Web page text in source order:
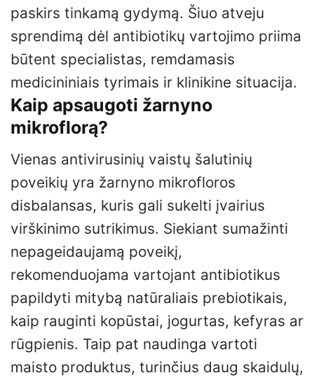
paskirs tinkamą gydymą. Šiuo atveju
sprendimą dėl antibiotikų vartojimo priima
būtent specialistas, remdamasis
medicininiais tyrimais ir klinikine situacija.
Kaip apsaugoti žarnyno
mikroflorą?
Vienas antivirusinių vaistų šalutinių
poveikių yra žarnyno mikrofloros
disbalansas, kuris gali sukelti įvairius
virškinimo sutrikimus. Siekiant sumažinti
nepageidaujamą poveikį,
rekomenduojama vartojant antibiotikus
papildyti mitybą natūraliais prebiotikais,
kaip rauginti kopūstai, jogurtas, kefyras ar
rūgpienis. Taip pat naudinga vartoti
maisto produktus, turinčius daug skaidulų,